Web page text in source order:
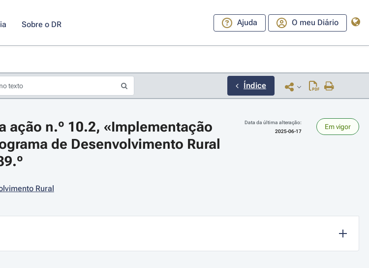
Sobre o DR Ajuda O meu Diário
Índice
ação n.º 10.2, «Implementação
de Desenvolvimento Rural
Data da última alteração:
2025-06-17
Em vigor
Rural